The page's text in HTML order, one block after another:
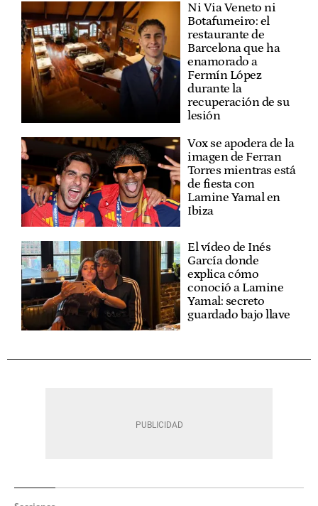
Ni Via Veneto ni
Botafumeiro: el
restaurante de
Barcelona que ha
enamorado a
Fermín López
durante la
recuperación de su
lesión
Vox se apodera de la
imagen de Ferran
Torres mientras está
de fiesta con
Lamine Yamal en
Ibiza
El vídeo de Inés
García donde
explica cómo
conoció a Lamine
Yamal: secreto
guardado bajo llave